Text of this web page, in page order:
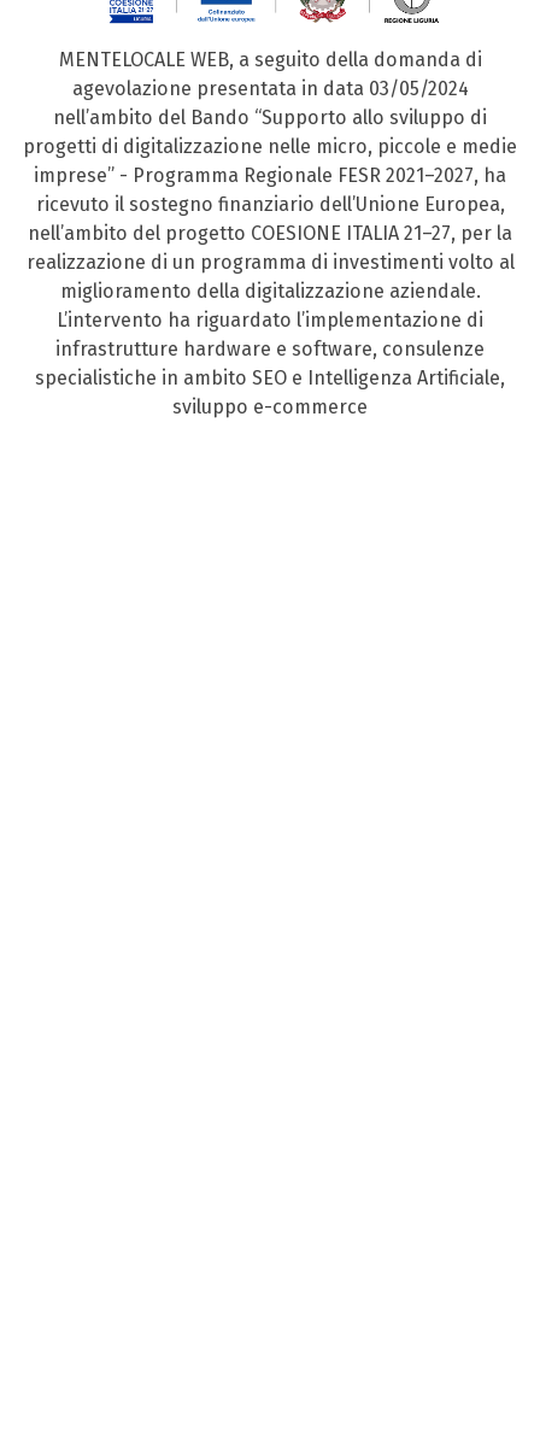
MENTELOCALE WEB, a seguito della domanda di
agevolazione presentata in data 03/05/2024
nell’ambito del Bando “Supporto allo sviluppo di
progetti di digitalizzazione nelle micro, piccole e medie
imprese” - Programma Regionale FESR 2021–2027, ha
ricevuto il sostegno finanziario dell’Unione Europea,
nell’ambito del progetto COESIONE ITALIA 21–27, per la
realizzazione di un programma di investimenti volto al
miglioramento della digitalizzazione aziendale.
L’intervento ha riguardato l’implementazione di
infrastrutture hardware e software, consulenze
specialistiche in ambito SEO e Intelligenza Artificiale,
sviluppo e-commerce